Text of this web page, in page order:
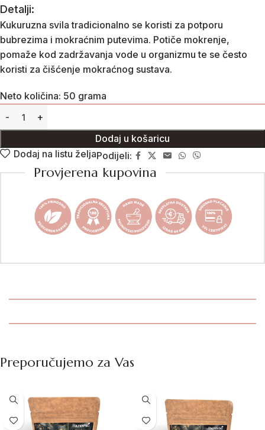
Detalji:
Kukuruzna svila tradicionalno se koristi za potporu
bubrezima i mokraćnim putevima. Potiče mokrenje,
pomaže kod zadržavanja vode u organizmu te se često
koristi za čišćenje mokraćnog sustava.
Neto količina: 50 grama
Dodaj u košaricu
Dodaj na listu željaPodijeli:
Provjerena kupovina
Preporučujemo za Vas